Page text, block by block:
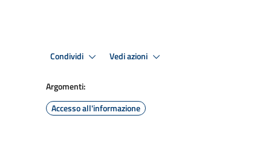
Condividi Vedi azioni
Argomenti:
Accesso all'informazione